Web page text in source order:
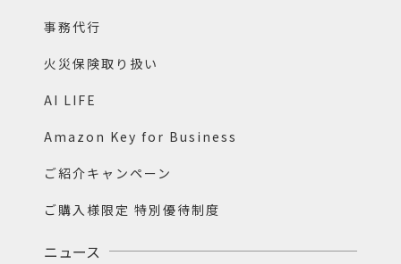
事務代行
火災保険取り扱い
AI LIFE
Amazon Key for Business
ご紹介キャンペーン
ご購入様限定 特別優待制度
ニュース